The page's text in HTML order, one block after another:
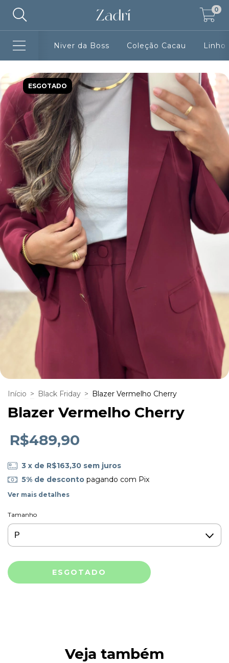
0
Niver da Boss Coleção Cacau Linho
ESGOTADO
Início > Black Friday > Blazer Vermelho Cherry
Blazer Vermelho Cherry
R$489,90
3 x de R$163,30 sem juros
5% de descontopagando com Pix
Ver mais detalhes
Tamanho
Veja também